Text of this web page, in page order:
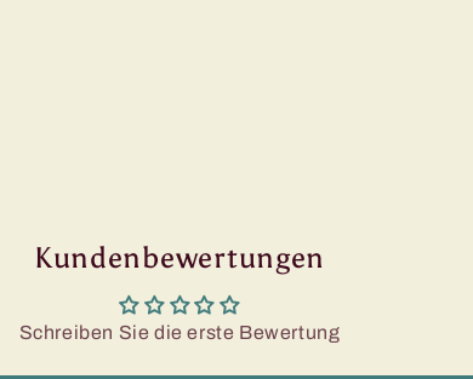
Kundenbewertungen
Schreiben Sie die erste Bewertung